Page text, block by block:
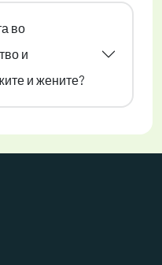
во
и
и жените?